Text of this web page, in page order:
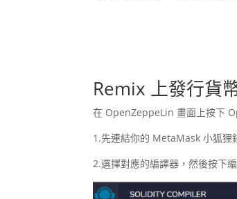
Remix 上發行貨
在 OpenZeppeLin 畫面上按下
1.先連結你的 MetaMask 小狐狸
2.選擇對應的編譯器，然後按下